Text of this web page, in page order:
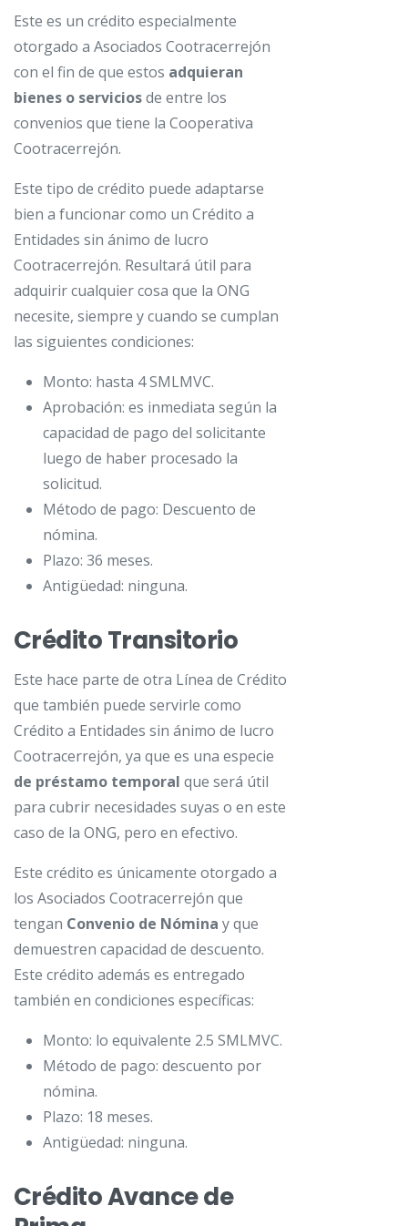
Este es un crédito especialmente
otorgado a Asociados Cootracerrejón
con el fin de que estos adquieran
bienes o serviciosde entre los
convenios que tiene la Cooperativa
Cootracerrejón.
Este tipo de crédito puede adaptarse
bien a funcionar como un Crédito a
Entidades sin ánimo de lucro
Cootracerrejón. Resultará útil para
adquirir cualquier cosa que la ONG
necesite, siempre y cuando se cumplan
las siguientes condiciones:
Monto: hasta 4 SMLMVC.
Aprobación: es inmediata según la
capacidad de pago del solicitante
luego de haber procesado la
solicitud.
Método de pago: Descuento de
nómina.
Plazo: 36 meses.
Antigüedad: ninguna.
Crédito Transitorio
Este hace parte de otra Línea de Crédito
que también puede servirle como
Crédito a Entidades sin ánimo de lucro
Cootracerrejón, ya que es una especie
de préstamo temporal que será útil
para cubrir necesidades suyas o en este
caso de la ONG, pero en efectivo.
Este crédito es únicamente otorgado a
los Asociados Cootracerrejón que
tengan Convenio de Nómina y que
demuestren capacidad de descuento.
Este crédito además es entregado
también en condiciones específicas:
Monto: lo equivalente 2.5 SMLMVC.
Método de pago: descuento por
nómina.
Plazo: 18 meses.
Antigüedad: ninguna.
Crédito Avance de